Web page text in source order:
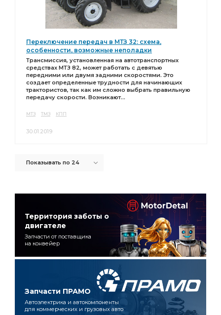
Переключение передач в МТЗ 32: схема,
особенности, возможные неполадки
Трансмиссия, установленная на автотранспортных
средствах МТЗ 82, может работать с девятью
передними или двумя задними скоростями. Это
создает определенные трудности для начинающих
трактористов, так как им сложно выбрать правильную
передачу скорости. Возникают...
МТЗ ТМЗ КПП
30.01.2019
Показывать по 24
Территория заботы о
двигателе
Запчасти от поставщика
на конвейер
Запчасти ПРАМО
Автоэлектрика и автокомпоненты
для коммерческих и грузовых авто